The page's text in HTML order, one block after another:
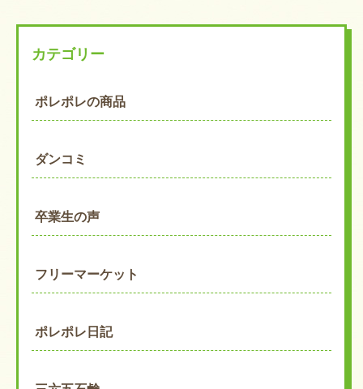
カテゴリー
ポレポレの商品
ダンコミ
卒業生の声
フリーマーケット
ポレポレ日記